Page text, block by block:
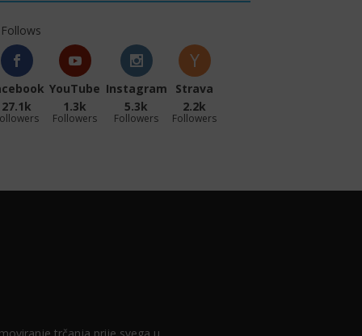
Follows
27.1k
YouTube
1.3k
Followers
Instagram
5.3k
Followers
Strava
2.2k
Followers